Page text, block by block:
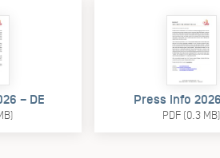
– DE Press Info
PDF (0.3